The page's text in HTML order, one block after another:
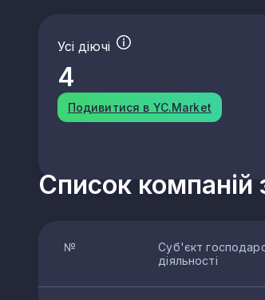
Усі діючі
4
Подивитися в YC.Market
Список
№
Суб'єкт
діяльності